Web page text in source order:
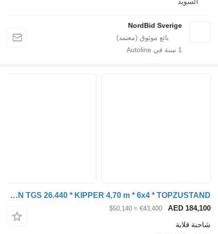
NordBid Sverige
MAN TGS 26.440 * KIPPER 4,70 m * 6x4 * TOPZUSTAND
AED
€43,400
≈ $50,140